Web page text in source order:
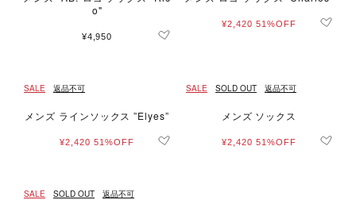
o"
¥4,950
¥2,420 51%OFF
SALE 返品不可
メンズ ラインソックス ”Elyes”
¥2,420 51%OFF
SALE SOLD OUT 返品不可
メンズ ソックス
¥2,420 51%OFF
SALE SOLD OUT 返品不可